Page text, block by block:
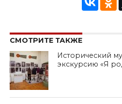
СМОТРИТЕ ТАКЖЕ
Исторический
экскурсию «Я